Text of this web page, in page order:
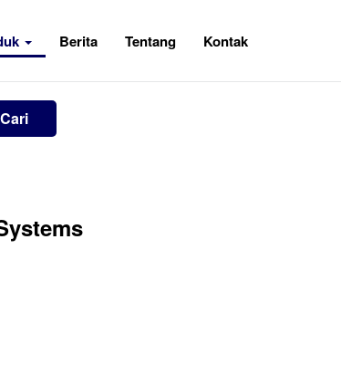
Berita Tentang Kontak
Cari